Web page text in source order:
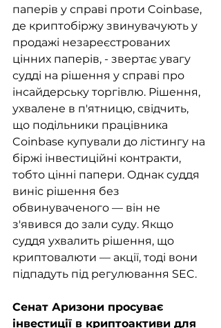
паперів у справі проти Coinbase,
де криптобіржу звинувачують у
продажі незареєстрованих
цінних паперів, - звертає увагу
судді на рішення у справі про
інсайдерську торгівлю. Рішення,
ухвалене в п'ятницю, свідчить,
що подільники працівника
Coinbase купували до лістингу на
біржі інвестиційні контракти,
тобто цінні папери. Однак суддя
виніс рішення без
обвинуваченого — він не
з'явився до зали суду. Якщо
суддя ухвалить рішення, що
криптовалюти — акції, тоді вони
підпадуть під регулювання SEC.
Сенат Аризони просуває
інвестиції в криптоактиви для